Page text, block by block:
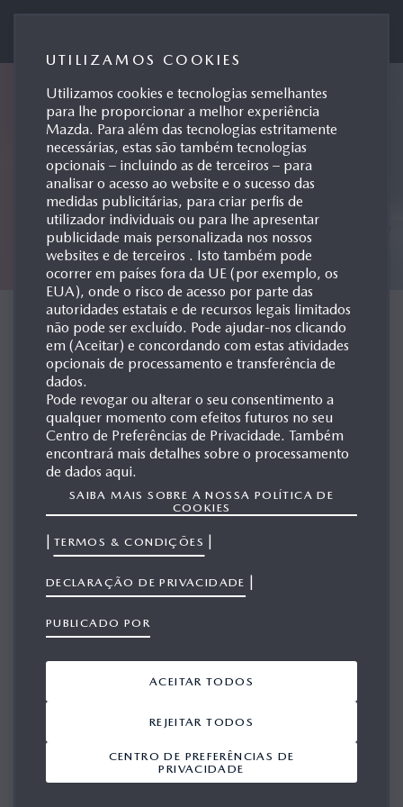
CONCEPT CARS
MAZDA LONDON TAXI
MATERIAIS
RELACIONADOS
Mostrar 1-10 a partir de 10
ADICIONAR TUDO A PARTIR DO VIEWPORT
UTILIZAMOS COOKIES
Utilizamos cookies e tecnologias semelhantes
para lhe proporcionar a melhor experiência
Mazda. Para além das tecnologias estritamente
necessárias, estas são também tecnologias
opcionais – incluindo as de terceiros – para
analisar o acesso ao website e o sucesso das
medidas publicitárias, para criar perfis de
utilizador individuais ou para lhe apresentar
publicidade mais personalizada nos nossos
websites e de terceiros . Isto também pode
ocorrer em países fora da UE (por exemplo, os
EUA), onde o risco de acesso por parte das
autoridades estatais e de recursos legais limitados
não pode ser excluído. Pode ajudar-nos clicando
em (Aceitar) e concordando com estas atividades
opcionais de processamento e transferência de
dados.
Pode revogar ou alterar o seu consentimento a
qualquer momento com efeitos futuros no seu
Centro de Preferências de Privacidade. Também
encontrará mais detalhes sobre o processamento
de dados aqui.
SAIBA MAIS SOBRE A NOSSA POLÍTICA DE
COOKIES
| TERMOS & CONDIÇÕES |
DECLARAÇÃO DE PRIVACIDADE |
PUBLICADO POR
CENTRO DE PREFERÊNCIAS DE
PRIVACIDADE
REJEITAR TODOS
ACEITAR TODOS